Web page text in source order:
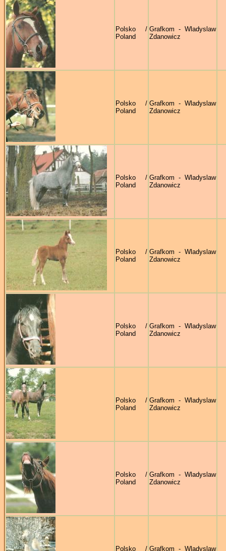
Polsko /
Poland
Grafkom - Wladyslaw
Zdanowicz
Polsko /
Poland
Grafkom - Wladyslaw
Zdanowicz
Polsko /
Poland
Grafkom - Wladyslaw
Zdanowicz
Polsko /
Poland
Grafkom - Wladyslaw
Zdanowicz
Polsko /
Poland
Grafkom - Wladyslaw
Zdanowicz
Polsko /
Poland
Grafkom - Wladyslaw
Zdanowicz
Polsko /
Poland
Grafkom - Wladyslaw
Zdanowicz
Polsko / Grafkom - Wladyslaw